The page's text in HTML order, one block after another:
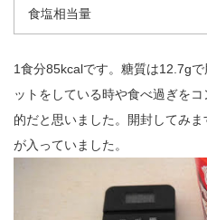
食塩相当量
1食分85kcalです。糖質は12.7g
ットをしている時や食べ過ぎを
的だと思いました。開封してみ
が入っていました。